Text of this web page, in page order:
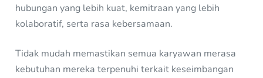
hubungan yang lebih kuat, kemitraan yang lebih
kolaboratif, serta rasa kebersamaan.
Tidak mudah memastikan semua karyawan merasa
kebutuhan mereka terpenuhi terkait keseimbangan